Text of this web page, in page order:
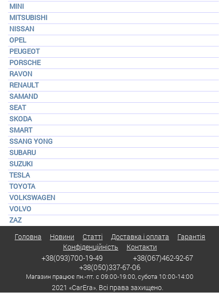
MINI
MITSUBISHI
NISSAN
OPEL
PEUGEOT
PORSCHE
RAVON
RENAULT
SAMAND
SEAT
SKODA
SMART
SSANG YONG
SUBARU
SUZUKI
TESLA
TOYOTA
VOLKSWAGEN
VOLVO
ZAZ
Головна Новини Статті Доставка і оплата
Гарантія
Конфіденційність
Контакти
+38(093)700-19-49
+38(067)462-92-67
+38(050)337-67-06
Магазин працює пн.-пт. с 09:00-19:00, субота 10:00-14:00
2021 «CarEra». Всі права захищено.